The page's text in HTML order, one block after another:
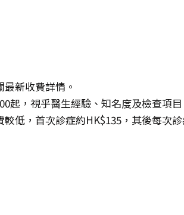
新收費詳情。
起，視乎醫生經驗、知名度及檢查項目
低，首次診症約HK$135，其後每次